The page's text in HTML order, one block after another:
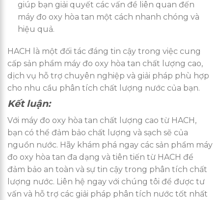
giúp bạn giải quyết các vấn đề liên quan đến
máy đo oxy hòa tan một cách nhanh chóng và
hiệu quả.
HACH là một đối tác đáng tin cậy trong việc cung
cấp sản phẩm máy đo oxy hòa tan chất lượng cao,
dịch vụ hỗ trợ chuyên nghiệp và giải pháp phù hợp
cho nhu cầu phân tích chất lượng nước của bạn.
Kết luận:
Với máy đo oxy hòa tan chất lượng cao từ HACH,
bạn có thể đảm bảo chất lượng và sạch sẽ của
nguồn nước. Hãy khám phá ngay các sản phẩm máy
đo oxy hòa tan đa dạng và tiên tiến từ HACH để
đảm bảo an toàn và sự tin cậy trong phân tích chất
lượng nước. Liên hệ ngay với chúng tôi để được tư
vấn và hỗ trợ các giải pháp phân tích nước tốt nhất